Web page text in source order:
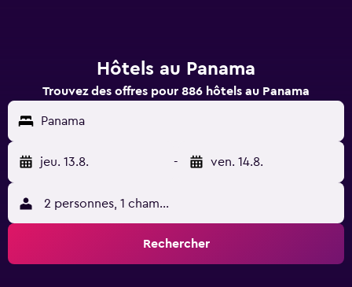
Hôtels au Panama
Trouvez des offres pour 886 hôtels au Panama
Panama
jeu. 13.8. - ven. 14.8.
2 personnes, 1 chambre
Rechercher